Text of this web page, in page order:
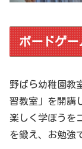
ボードゲー
野ばら幼稚園教
習教室」を開講
楽しく学ぼうを
を鍛え、お勉強